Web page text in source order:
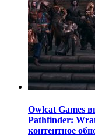
Owlcat Games
Pathfinder:
контентное